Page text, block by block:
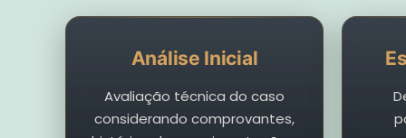
Análise Inicial
Avaliação técnica do caso
considerando comprovantes,